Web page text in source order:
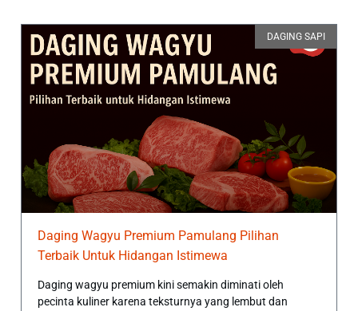
DAGING SAPI
Daging Wagyu Premium Pamulang Pilihan
Terbaik Untuk Hidangan Istimewa
Daging wagyu premium kini semakin diminati oleh
pecinta kuliner karena teksturnya yang lembut dan